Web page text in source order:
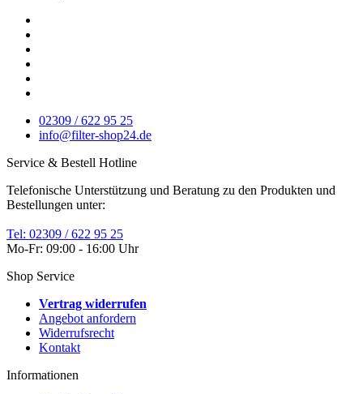
02309 / 622 95 25
info@filter-shop24.de
Service & Bestell Hotline
Telefonische Unterstützung und Beratung zu den Produkten und
Bestellungen unter:
Tel: 02309 / 622 95 25
Mo-Fr: 09:00 - 16:00 Uhr
Shop Service
Vertrag widerrufen
Angebot anfordern
Widerrufsrecht
Kontakt
Informationen